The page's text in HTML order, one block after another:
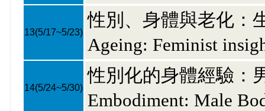
13(5/17~5/23)
性別、身體與老化：
Ageing: Feminist
14(5/24~5/30)
性別化的身體經驗：
Embodiment: Male